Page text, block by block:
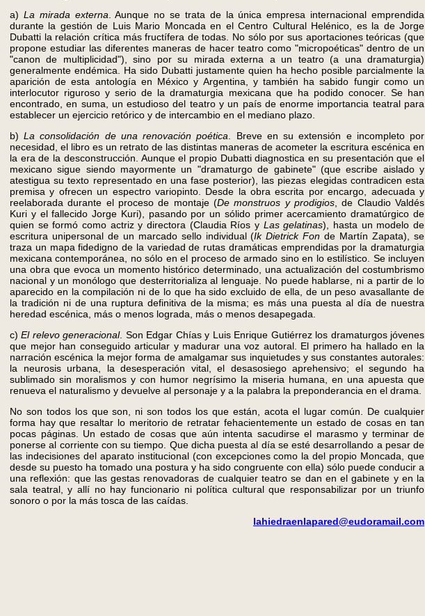
a) La mirada externa . Aunque no se trata de la única empresa internacional emprendida
durante la gestión de Luis Mario Moncada en el Centro Cultural Helénico, es la de Jorge
Dubatti la relación crítica más fructífera de todas. No sólo por sus aportaciones teóricas (que
propone estudiar las diferentes maneras de hacer teatro como "micropoéticas" dentro de un
"canon de multiplicidad"), sino por su mirada externa a un teatro (a una dramaturgia)
generalmente endémica. Ha sido Dubatti justamente quien ha hecho posible parcialmente la
aparición de esta antología en México y Argentina, y también ha sabido fungir como un
interlocutor riguroso y serio de la dramaturgia mexicana que ha podido conocer. Se han
encontrado, en suma, un estudioso del teatro y un país de enorme importancia teatral para
establecer un ejercicio retórico y de intercambio en el mediano plazo.
b)La consolidación de una renovación poética . Breve en su extensión e incompleto por
necesidad, el libro es un retrato de las distintas maneras de acometer la escritura escénica en
la era de la desconstrucción. Aunque el propio Dubatti diagnostica en su presentación que el
mexicano sigue siendo mayormente un "dramaturgo de gabinete" (que escribe aislado y
atestigua su texto representado en una fase posterior), las piezas elegidas contradicen esta
premisa y ofrecen un espectro variopinto. Desde la obra escrita por encargo, adecuada y
reelaborada durante el proceso de montaje (De monstruos y prodigios , de Claudio Valdés
Kuri y el fallecido Jorge Kuri), pasando por un sólido primer acercamiento dramatúrgico de
quien se formó como actriz y directora (Claudia Ríos y Las gelatinas), hasta un modelo de
escritura unipersonal de un marcado sello individual (Ik Dietrick Fon de Martín Zapata), se
traza un mapa fidedigno de la variedad de rutas dramáticas emprendidas por la dramaturgia
mexicana contemporánea, no sólo en el proceso de armado sino en lo estilístico. Se incluyen
una obra que evoca un momento histórico determinado, una actualización del costumbrismo
nacional y un monólogo que desterritorializa al lenguaje. No puede hablarse, ni a partir de lo
aparecido en la compilación ni de lo que ha sido excluido de ella, de un peso avasallante de
la tradición ni de una ruptura definitiva de la misma; es más una puesta al día de nuestra
heredad escénica, más o menos lograda, más o menos desapegada.
c)El relevo generacional. Son Edgar Chías y Luis Enrique Gutiérrez los dramaturgos jóvenes
que mejor han conseguido articular y madurar una voz autoral. El primero ha hallado en la
narración escénica la mejor forma de amalgamar sus inquietudes y sus constantes autorales:
la neurosis urbana, la desesperación vital, el desasosiego aprehensivo; el segundo ha
sublimado sin moralismos y con humor negrísimo la miseria humana, en una apuesta que
renueva el naturalismo y devuelve al personaje y a la palabra la preponderancia en el drama.
No son todos los que son, ni son todos los que están, acota el lugar común. De cualquier
forma hay que resaltar lo meritorio de retratar fehacientemente un estado de cosas en tan
pocas páginas. Un estado de cosas que aún intenta sacudirse el marasmo y terminar de
ponerse al corriente con su tiempo. Que dicha puesta al día se esté desarrollando a pesar de
las indecisiones del aparato institucional (con excepciones como la del propio Moncada, que
desde su puesto ha tomado una postura y ha sido congruente con ella) sólo puede conducir a
una reflexión: que las gestas renovadoras de cualquier teatro se dan en el gabinete y en la
sala teatral, y allí no hay funcionario ni política cultural que responsabilizar por un triunfo
sonoro o por la más tosca de las caídas.
lahiedraenlapared@eudoramail.com